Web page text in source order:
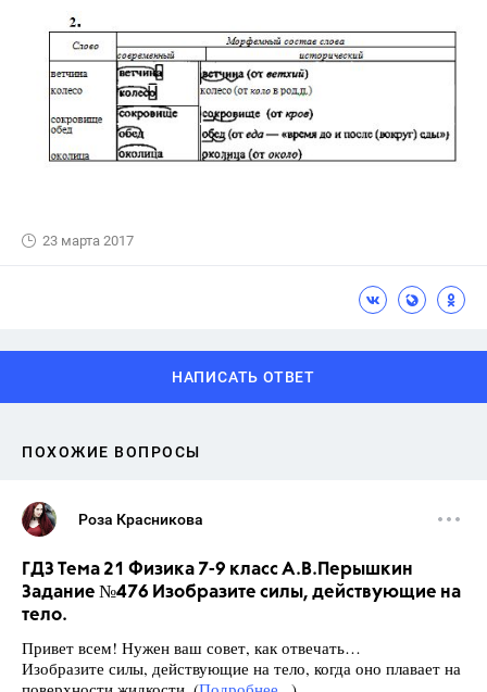
23 марта 2017
НАПИСАТЬ ОТВЕТ
ПОХОЖИЕ ВОПРОСЫ
Роза Красникова
ГДЗ Тема 21 Физика 7-9 класс А.В.Перышкин
Задание №476 Изобразите силы, действующие на
тело.
Привет всем! Нужен ваш совет, как отвечать…
Изобразите силы, действующие на тело, когда оно плавает на